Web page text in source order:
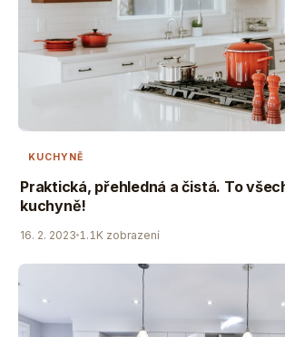
KUCHYNĚ
Praktická, přehledná a čistá. To
kuchyně!
16. 2. 2023 1.1K zobrazení